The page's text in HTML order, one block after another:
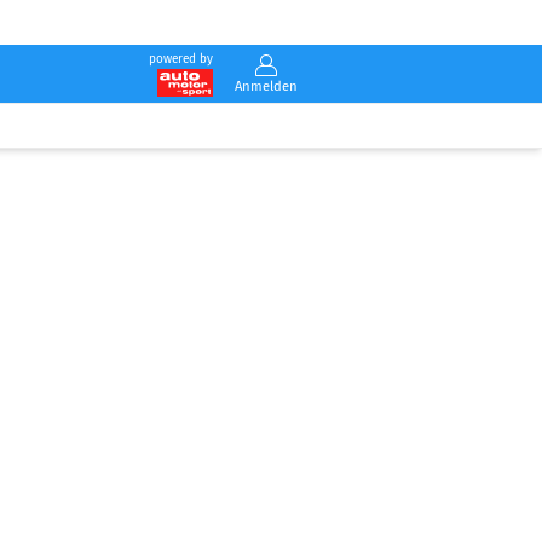
powered by
Anmelden